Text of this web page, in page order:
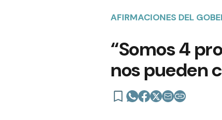
AFIRMACIONES DEL
“Somos 4
nos pueden